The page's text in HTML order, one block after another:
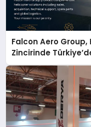
Falcon Aero Group,
Zincirinde